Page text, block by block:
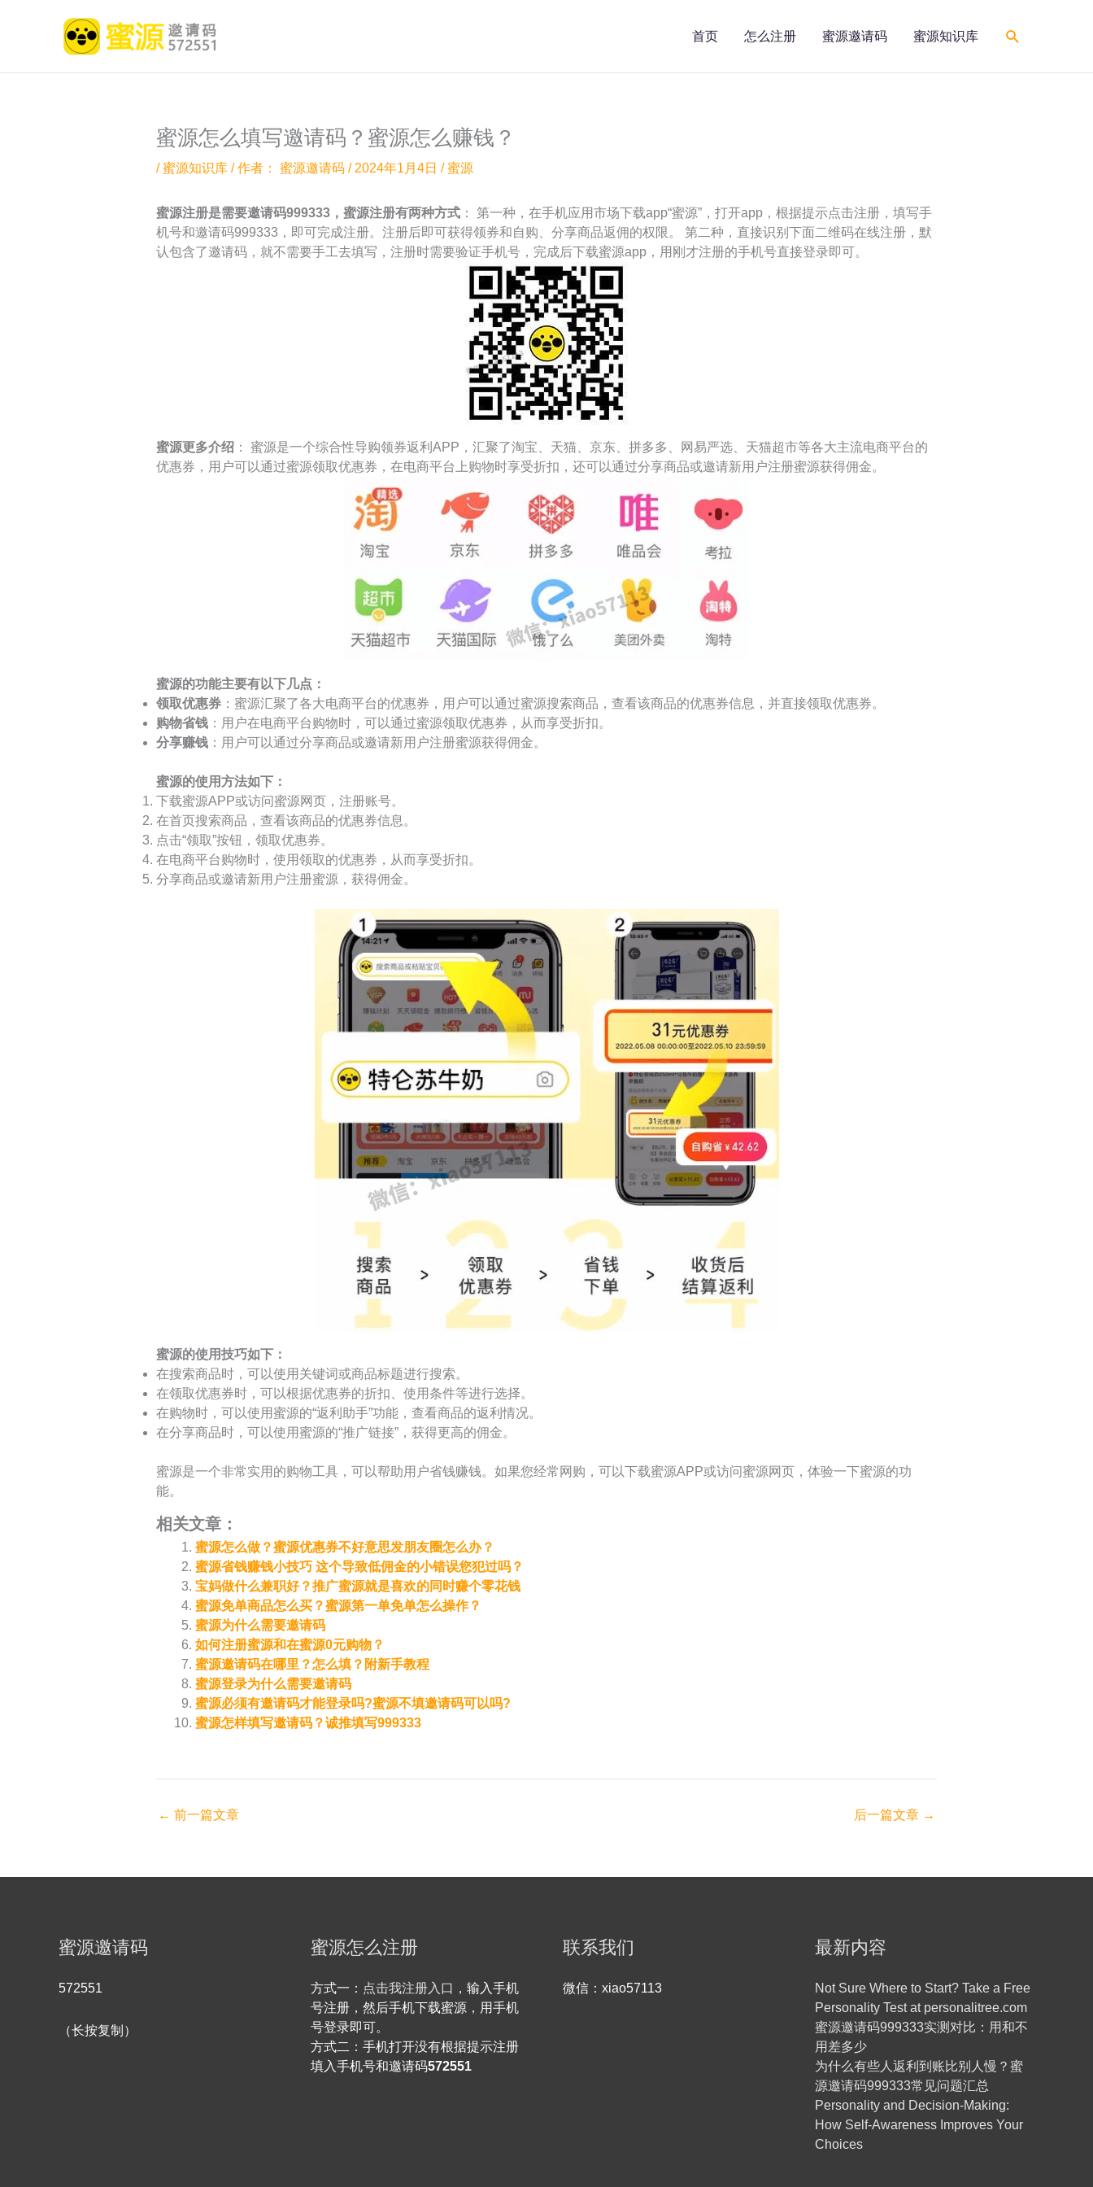
首页 怎么注册 蜜源邀请码 蜜源知识库
搜
蜜源怎么填写邀请码？蜜源怎么赚钱？
/蜜源知识库 / 作者： 蜜源邀请码 / 2024年1月4日 /蜜源
蜜源注册是需要邀请码999333，蜜源注册有两种方式 ： 第一种，在手机应用市场下载app“蜜源”，打开app，根据提示点击注册，填写手
机号和邀请码999333，即可完成注册。注册后即可获得领券和自购、分享商品返佣的权限。 第二种，直接识别下面二维码在线注册，默
认包含了邀请码，就不需要手工去填写，注册时需要验证手机号，完成后下载蜜源app，用刚才注册的手机号直接登录即可。
蜜源更多介绍 ： 蜜源是一个综合性导购领券返利APP，汇聚了淘宝、天猫、京东、拼多多、网易严选、天猫超市等各大主流电商平台的
优惠券，用户可以通过蜜源领取优惠券，在电商平台上购物时享受折扣，还可以通过分享商品或邀请新用户注册蜜源获得佣金。
蜜源的功能主要有以下几点：
领取优惠券 ：蜜源汇聚了各大电商平台的优惠券，用户可以通过蜜源搜索商品，查看该商品的优惠券信息，并直接领取优惠券。
购物省钱 ：用户在电商平台购物时，可以通过蜜源领取优惠券，从而享受折扣。
分享赚钱 ：用户可以通过分享商品或邀请新用户注册蜜源获得佣金。
蜜源的使用方法如下：
下载蜜源APP或访问蜜源网页，注册账号。
在首页搜索商品，查看该商品的优惠券信息。
点击“领取”按钮，领取优惠券。
在电商平台购物时，使用领取的优惠券，从而享受折扣。
分享商品或邀请新用户注册蜜源，获得佣金。
蜜源的使用技巧如下：
在搜索商品时，可以使用关键词或商品标题进行搜索。
在领取优惠券时，可以根据优惠券的折扣、使用条件等进行选择。
在购物时，可以使用蜜源的“返利助手”功能，查看商品的返利情况。
在分享商品时，可以使用蜜源的“推广链接”，获得更高的佣金。
蜜源是一个非常实用的购物工具，可以帮助用户省钱赚钱。如果您经常网购，可以下载蜜源APP或访问蜜源网页，体验一下蜜源的功
能。
相关文章：
蜜源怎么做？蜜源优惠券不好意思发朋友圈怎么办？
蜜源省钱赚钱小技巧 这个导致低佣金的小错误您犯过吗？
宝妈做什么兼职好？推广蜜源就是喜欢的同时赚个零花钱
蜜源免单商品怎么买？蜜源第一单免单怎么操作？
蜜源为什么需要邀请码
如何注册蜜源和在蜜源0元购物？
蜜源邀请码在哪里？怎么填？附新手教程
蜜源登录为什么需要邀请码
蜜源必须有邀请码才能登录吗?蜜源不填邀请码可以吗?
蜜源怎样填写邀请码？诚推填写999333
← 前一篇文章 后一篇文章 →
蜜源邀请码
572551
（长按复制）
蜜源怎么注册
方式一： 点击我注册入口 ，输入手机
号注册，然后手机下载蜜源，用手机
号登录即可。
方式二：手机打开没有根据提示注册
填入手机号和邀请码572551
联系我们
微信：xiao57113
最新内容
Not Sure Where to Start? Take a Free
Personality Test at personalitree.com
蜜源邀请码999333实测对比：用和不
用差多少
为什么有些人返利到账比别人慢？蜜
源邀请码999333常见问题汇总
Personality and Decision-Making:
How Self-Awareness Improves Your
Choices